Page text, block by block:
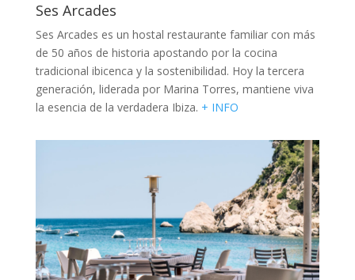
Ses Arcades
Ses Arcades es un hostal restaurante familiar con más
de 50 años de historia apostando por la cocina
tradicional ibicenca y la sostenibilidad. Hoy la tercera
generación, liderada por Marina Torres, mantiene viva
la esencia de la verdadera Ibiza. + INFO